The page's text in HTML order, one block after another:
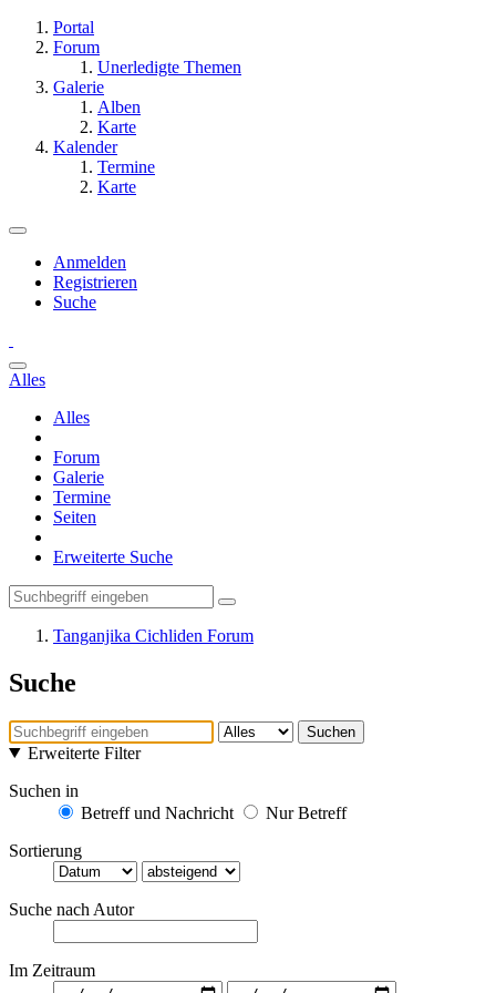
Portal
Forum
Unerledigte Themen
Galerie
Alben
Karte
Kalender
Termine
Karte
Anmelden
Registrieren
Suche
Alles
Alles
Forum
Galerie
Termine
Seiten
Erweiterte Suche
Tanganjika Cichliden Forum
Suche
Suchen
Erweiterte Filter
Suchen in
Betreff und Nachricht
Nur Betreff
Sortierung
Suche nach Autor
Im Zeitraum